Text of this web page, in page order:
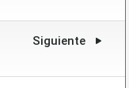
Siguiente